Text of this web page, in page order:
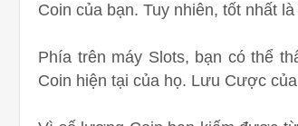
Coin của bạn. Tuy nhiên, tốt nhất
Phía trên máy Slots, bạn có thể
Coin hiện tại của họ. Lưu Cược